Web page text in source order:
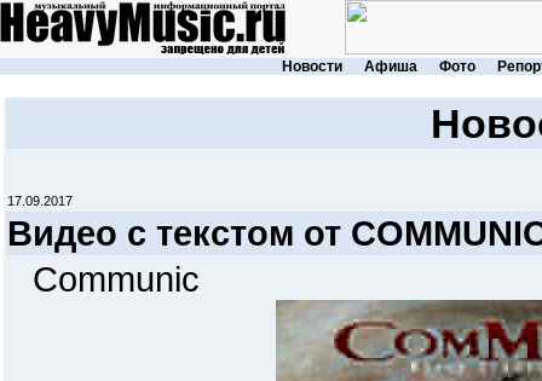
Новости Афиша Фото
17.09.2017
Видео с текстом от
Communic